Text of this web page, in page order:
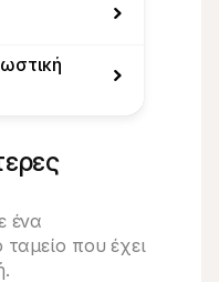
ένα
που έχει